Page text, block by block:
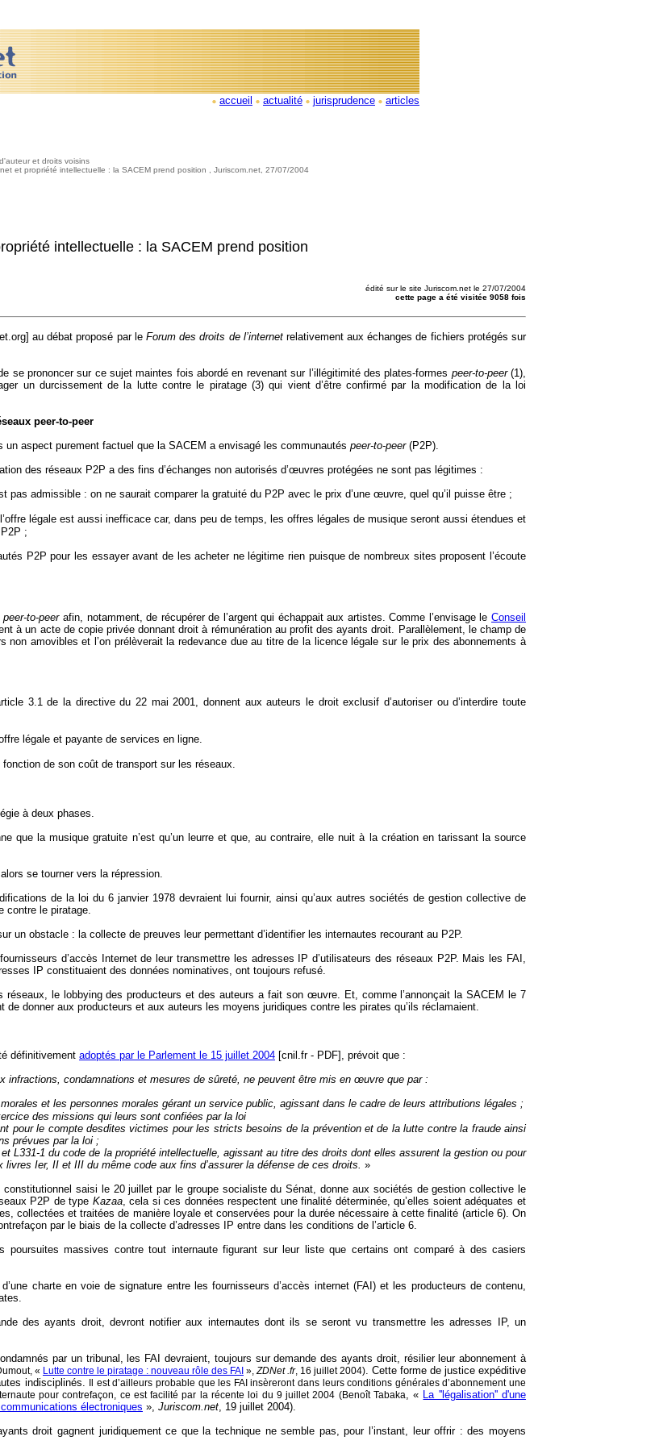
accueil actualité jurisprudence articles
et droits voisins
et propriété intellectuelle : la SACEM prend position , Juriscom.net, 27/07/2004
intellectuelle : la SACEM prend position
édité sur le site Juriscom.net le 27/07/2004
cette page a été visitée 9058 fois
au débat proposé par le Forum des droits de l’internetrelativement aux échanges de fichiers protégés sur
se prononcer sur ce sujet maintes fois abordé en revenant sur l’illégitimité des plates-formes peer-to-peer(1),
un durcissement de la lutte contre le piratage (3) qui vient d’être confirmé par la modification de la loi
peer-to-peer
un aspect purement factuel que la SACEM a envisagé les communautés peer-to-peer(P2P).
des réseaux P2P a des fins d’échanges non autorisés d’œuvres protégées ne sont pas légitimes :
pas admissible : on ne saurait comparer la gratuité du P2P avec le prix d’une œuvre, quel qu’il puisse être ;
légale est aussi inefficace car, dans peu de temps, les offres légales de musique seront aussi étendues et
;
P2P pour les essayer avant de les acheter ne légitime rien puisque de nombreux sites proposent l’écoute
peer-to-peerafin, notamment, de récupérer de l’argent qui échappait aux artistes. Comme l’envisage leConseil
à un acte de copie privée donnant droit à rémunération au profit des ayants droit. Parallèlement, le champ de
non amovibles et l’on prélèverait la redevance due au titre de la licence légale sur le prix des abonnements à
3.1 de la directive du 22 mai 2001, donnent aux auteurs le droit exclusif d’autoriser ou d’interdire toute
légale et payante de services en ligne.
de son coût de transport sur les réseaux.
à deux phases.
que la musique gratuite n’est qu’un leurre et que, au contraire, elle nuit à la création en tarissant la source
se tourner vers la répression.
de la loi du 6 janvier 1978 devraient lui fournir, ainsi qu’aux autres sociétés de gestion collective de
contre le piratage.
un obstacle : la collecte de preuves leur permettant d’identifier les internautes recourant au P2P.
d’accès Internet de leur transmettre les adresses IP d’utilisateurs des réseaux P2P. Mais les FAI,
IP constituaient des données nominatives, ont toujours refusé.
le lobbying des producteurs et des auteurs a fait son œuvre. Et, comme l’annonçait la SACEM le 7
donner aux producteurs et aux auteurs les moyens juridiques contre les pirates qu’ils réclamaient.
définitivement adoptés par le Parlement le 15 juillet 2004 [cnil.fr - PDF] , prévoit que :
infractions, condamnations et mesures de sûreté, ne peuvent être mis en œuvre que par :
et les personnes morales gérant un service public, agissant dans le cadre de leurs attributions légales ;
des missions qui leurs sont confiées par la loi
pour le compte desdites victimes pour les stricts besoins de la prévention et de la lutte contre la fraude ainsi
prévues par la loi ;
L331-1 du code de la propriété intellectuelle, agissant au titre des droits dont elles assurent la gestion ou pour
Ier, II et III du même code aux fins d’assurer la défense de ces droits. »
saisi le 20 juillet par le groupe socialiste du Sénat, donne aux sociétés de gestion collective le
P2P de type Kazaa,cela si ces données respectent une finalité déterminée, qu’elles soient adéquates et
collectées et traitées de manière loyale et conservées pour la durée nécessaire à cette finalité (article 6). On
par le biais de la collecte d’adresses IP entre dans les conditions de l’article 6.
poursuites massives contre tout internaute figurant sur leur liste que certains ont comparé à des casiers
charte en voie de signature entre les fournisseurs d’accès internet (FAI) et les producteurs de contenu,
des ayants droit, devront notifier aux internautes dont ils se seront vu transmettre les adresses IP, un
par un tribunal, les FAI devraient, toujours sur demande des ayants droit, résilier leur abonnement à
« Lutte contre le piratage : nouveau rôle des FAI »,ZDNet .fr, 16 juillet 2004). Cette forme de justice expéditive
indisciplinés.
Il est d’ailleurs probable que les FAI insèreront dans leurs conditions générales d’abonnement une
pour contrefaçon, ce est facilité par la récente loi du 9 juillet 2004 (Benoît Tabaka, « La ''légalisation'' d'une
électroniques », Juriscom.net, 19 juillet 2004).
droit gagnent juridiquement ce que la technique ne semble pas, pour l’instant, leur offrir : des moyens